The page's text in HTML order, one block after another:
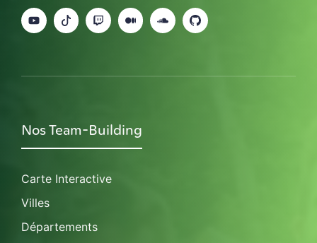
Nos Team-Building
Carte Interactive
Villes
Départements